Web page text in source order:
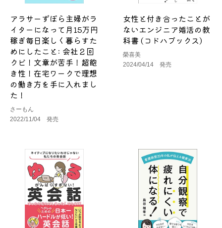
アラサーずぼら主婦がラ
イターになって月15万円
稼ぎ毎日楽しく暮らすた
めにしたこと: 会社２回
クビ！文章が苦手！超飽
き性！在宅ワークで理想
の働き方を手に入れまし
た！
さーもん
2022/11/04 発売
女性と付き合ったことが
ないエンジニア婚活の教
科書 (コドハブックス)
榮喜美
2024/04/14 発売